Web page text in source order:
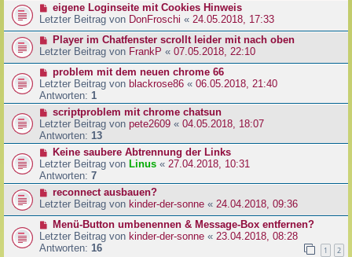
eigene Loginseite mit Cookies Hinweis
Letzter Beitrag von DonFroschi « 24.05.2018, 17:33
Player im Chatfenster scrollt leider mit nach oben
Letzter Beitrag von FrankP « 07.05.2018, 22:10
problem mit dem neuen chrome 66
Letzter Beitrag von blackrose86 « 06.05.2018, 21:40
Antworten: 1
scriptproblem mit chrome chatsun
Letzter Beitrag von pete2609 « 04.05.2018, 18:07
Antworten: 13
Keine saubere Abtrennung der Links
Letzter Beitrag von Linus « 27.04.2018, 10:31
Antworten: 7
reconnect ausbauen?
Letzter Beitrag von kinder-der-sonne « 24.04.2018, 09:36
Menü-Button umbenennen & Message-Box entfernen?
Letzter Beitrag von kinder-der-sonne « 23.04.2018, 08:28
Antworten: 16 1 2